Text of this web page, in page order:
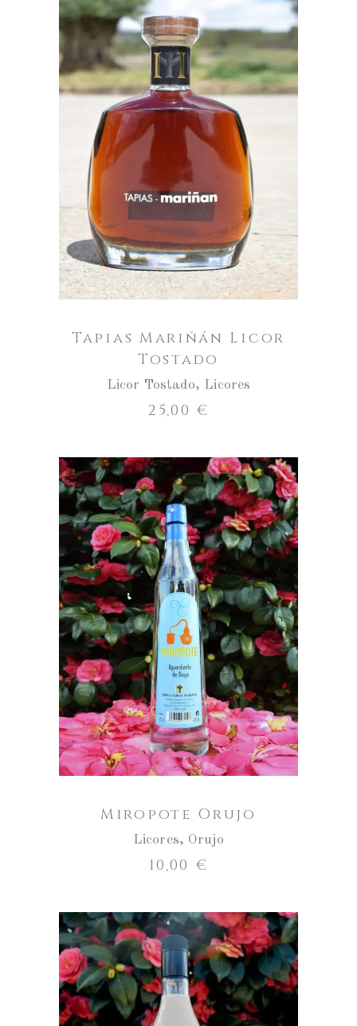
ENGADIR AO CARRO
Tapias Mariñán Licor
Tostado
Licor Tostado, Licores
25,00€
ENGADIR AO CARRO
Miropote Orujo
Licores, Orujo
10,00 €